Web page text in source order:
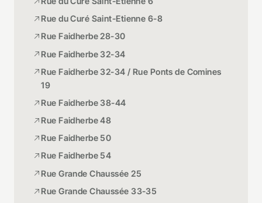
Rue du Curé Saint-Etienne 6-8
Rue Faidherbe 28-30
Rue Faidherbe 32-34
Rue Faidherbe 32-34 / Rue Ponts de Comines
19
Rue Faidherbe 38-44
Rue Faidherbe 48
Rue Faidherbe 50
Rue Faidherbe 54
Rue Grande Chaussée 25
Rue Grande Chaussée 33-35